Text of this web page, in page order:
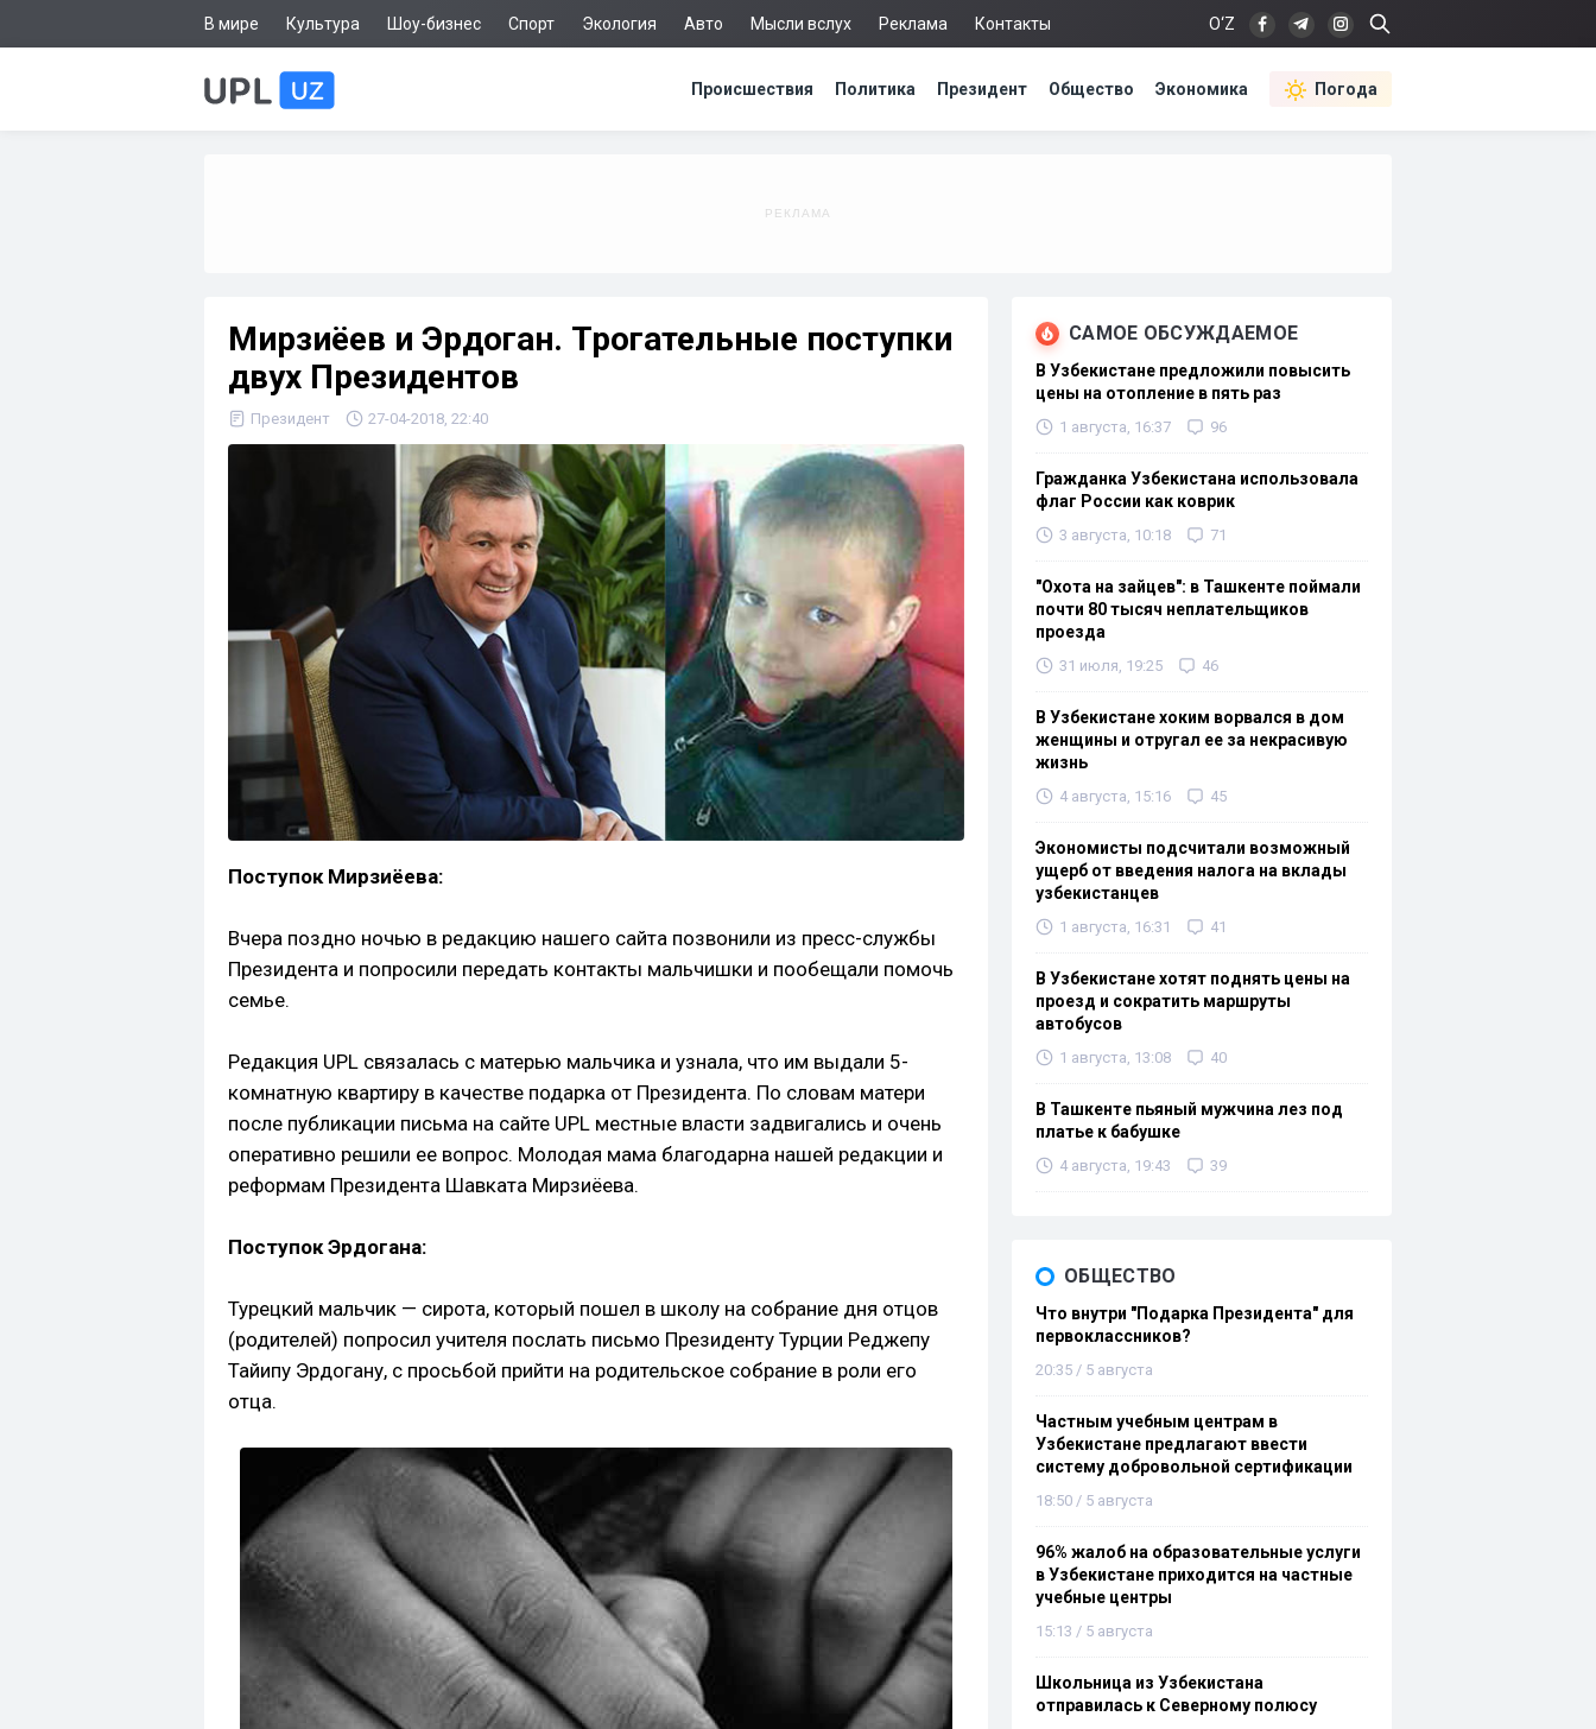
В мире Культура Шоу-бизнес Спорт Экология Авто Мысли вслух Реклама Контакты O‘Z
Происшествия Политика Президент Общество Экономика Погода
Мирзиёев и Эрдоган. Трогательные поступки
двух Президентов
Президент 27-04-2018, 22:40
Поступок Мирзиёева:
Вчера поздно ночью в редакцию нашего сайта позвонили из пресс-службы
Президента и попросили передать контакты мальчишки и пообещали помочь
семье.
Редакция UPL связалась с матерью мальчика и узнала, что им выдали 5-
комнатную квартиру в качестве подарка от Президента. По словам матери
после публикации письма на сайте UPL местные власти задвигались и очень
оперативно решили ее вопрос. Молодая мама благодарна нашей редакции и
реформам Президента Шавката Мирзиёева.
Поступок Эрдогана:
Турецкий мальчик — сирота, который пошел в школу на собрание дня отцов
(родителей) попросил учителя послать письмо Президенту Турции Реджепу
Тайипу Эрдогану, с просьбой прийти на родительское собрание в роли его
отца.
САМОЕ ОБСУЖДАЕМОЕ
В Узбекистане предложили повысить
цены на отопление в пять раз
1 августа, 16:37 96
Гражданка Узбекистана использовала
флаг России как коврик
3 августа, 10:18 71
"Охота на зайцев": в Ташкенте поймали
почти 80 тысяч неплательщиков
проезда
31 июля, 19:25 46
В Узбекистане хоким ворвался в дом
женщины и отругал ее за некрасивую
жизнь
4 августа, 15:16 45
Экономисты подсчитали возможный
ущерб от введения налога на вклады
узбекистанцев
1 августа, 16:31 41
В Узбекистане хотят поднять цены на
проезд и сократить маршруты
автобусов
1 августа, 13:08 40
В Ташкенте пьяный мужчина лез под
платье к бабушке
4 августа, 19:43 39
ОБЩЕСТВО
Что внутри "Подарка Президента" для
первоклассников?
20:35 / 5 августа
Частным учебным центрам в
Узбекистане предлагают ввести
систему добровольной сертификации
18:50 / 5 августа
96% жалоб на образовательные услуги
в Узбекистане приходится на частные
учебные центры
15:13 / 5 августа
Школьница из Узбекистана
отправилась к Северному полюсу